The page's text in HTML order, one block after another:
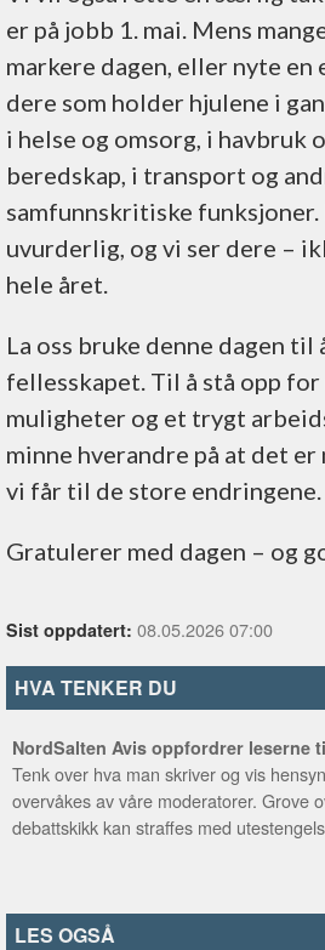
er på jobb 1. mai. Mens
markere dagen, eller nyte
dere som holder hjulene i
i helse og omsorg, i havbruk
beredskap, i transport og
samfunnskritiske funksjoner.
uvurderlig, og vi ser dere –
hele året.
La oss bruke denne dagen til
fellesskapet. Til å stå opp
muligheter og et trygt
minne hverandre på at det er
vi får til de store endringene.
Gratulerer med dagen – og
Sist oppdatert: 08.05.2026 07:00
HVA TENKER DU
NordSalten Avis oppfordrer leserne
Tenk over hva man skriver og vis
overvåkes av våre moderatorer. Grove
debattskikk kan straffes med
LES OGSÅ